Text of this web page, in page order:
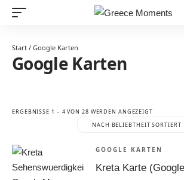
Start / Google Karten
Google Karten
ERGEBNISSE 1 – 4 VON 28 WERDEN ANGEZEIGT
SORTIERT
GOOGLE KARTEN
Kreta Karte